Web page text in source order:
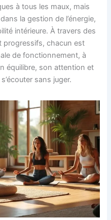
à tous les maux, mais
la gestion de l’énergie,
intérieure. À travers des
progressifs, chacun est
de fonctionnement, à
équilibre, son attention et
sans juger.